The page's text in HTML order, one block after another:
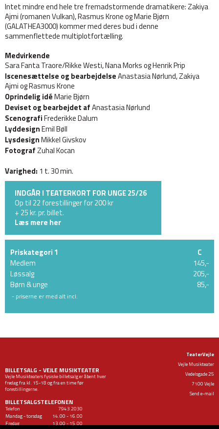
Intet mindre end hele tre fremadstormende dramatikere: Zakiya
Ajmi (romanen Vulkan), Rasmus Krone og Marie Bjørn
(GALATHEA3000) kommer med deres bud i denne
sammenflettede multiplotfortælling.
Medvirkende
Sara Fanta Traore/Rikke Westi, Nana Morks og Henrik Prip
Iscenesættelse og bearbejdelseAnastasia Nørlund, Zakiya
Ajmi og Rasmus Krone
Oprindelig idéMarie Bjørn
Deviset og bearbejdet afAnastasia Nørlund
ScenografiFrederikke Dalum
LyddesignEmil Bøll
LysdesignMikkel Givskov
FotografZuhal Kocan
Varighed: 1 t. 30 min.
INDGÅR I TEATERKORT FOR UNGE 25/26
Op til 22 forestillinger for 200 kr
+ 25 kr. pr. billet.
Læs mere her
Priskategori 1
C
Medlem
145,-
Løssalg
205,-
Børn & unge
85,-
- priserne er med alt incl.
BILLETSALG - VEJLE MUSIKTEATER
Vejle Musikteaters fysiske billetsalg er åbent hver
fredag fra kl. 15-18 og fra en time før
forestillingerne.
BILLETSALGSTELEFONEN
Telefon 7943 2030
Mandag - torsdag
14.00 - 16.00
Fredag
13.00 - 15.00
TeaterVejle
Vejle Musikteater
Vedelsgade 25
7100 Vejle
Send e-mail